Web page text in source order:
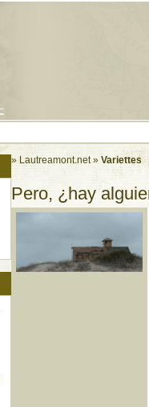
» Lautreamont.net» Variettes
Pero, ¿hay